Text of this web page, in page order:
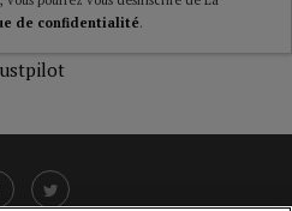
de confidentialité.